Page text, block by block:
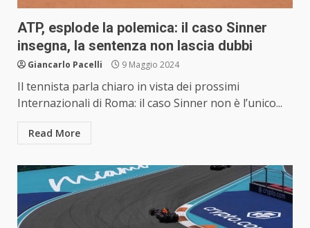
ATP, esplode la polemica: il caso Sinner
insegna, la sentenza non lascia dubbi
Giancarlo Pacelli 9 Maggio 2024
Il tennista parla chiaro in vista dei prossimi
Internazionali di Roma: il caso Sinner non è l’unico...
Read More